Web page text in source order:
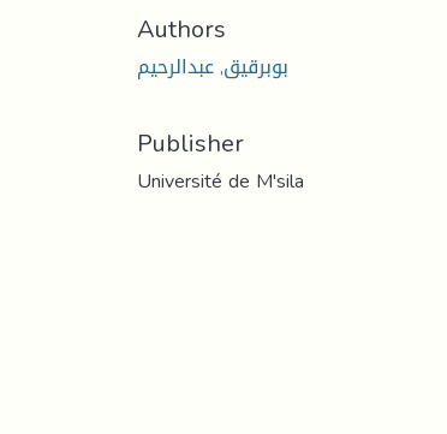
Authors
بوبرقيق, عبدالرحيم
Publisher
Université de M'sila